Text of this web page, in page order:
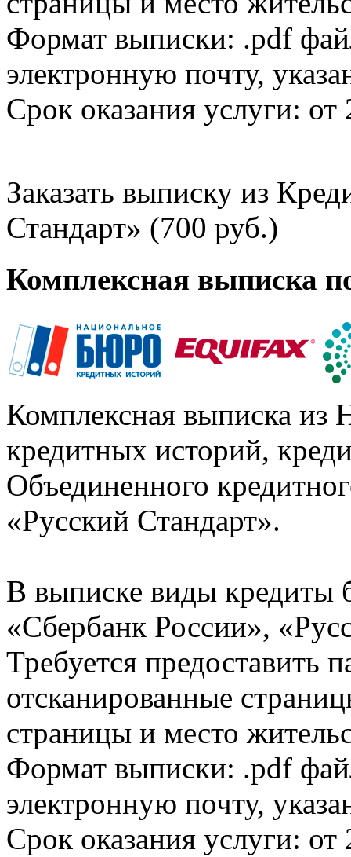
Формат выписки: .pdf
электронную почту,
Срок оказания услуги: от
Заказать выписку из
Стандарт» (700 руб.)
Комплексная выписка
Комплексная выписка из
кредитных историй,
Объединенного
«Русский Стандарт».
В выписке виды кредиты
«Сбербанк России»,
Требуется предоставить
отсканированные
страницы и место
Формат выписки: .pdf
электронную почту,
Срок оказания услуги: от